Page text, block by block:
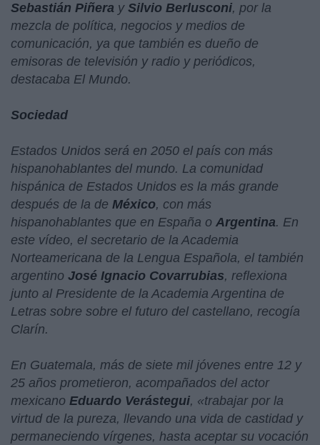
Sebastián Piñera y Silvio Berlusconi, por la
mezcla de política, negocios y medios de
comunicación, ya que también es dueño de
emisoras de televisión y radio y periódicos,
destacaba El Mundo.
Sociedad
Estados Unidos será en 2050 el país con más
hispanohablantes del mundo. La comunidad
hispánica de Estados Unidos es la más grande
después de la de México, con más
hispanohablantes que en España o Argentina. En
este vídeo, el secretario de la Academia
Norteamericana de la Lengua Española, el también
argentino José Ignacio Covarrubias, reflexiona
junto al Presidente de la Academia Argentina de
Letras sobre sobre el futuro del castellano, recogía
Clarín.
En Guatemala, más de siete mil jóvenes entre 12 y
25 años prometieron, acompañados del actor
mexicano Eduardo Verástegui, «trabajar por la
virtud de la pureza, llevando una vida de castidad y
permaneciendo vírgenes, hasta aceptar su vocación